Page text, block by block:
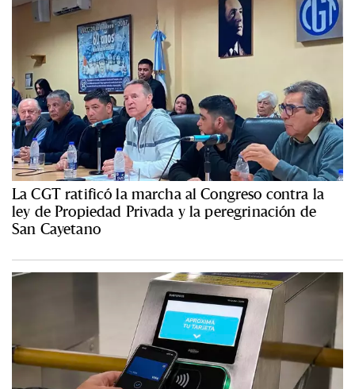
La CGT ratificó la marcha al Congreso contra la
ley de Propiedad Privada y la peregrinación de
San Cayetano